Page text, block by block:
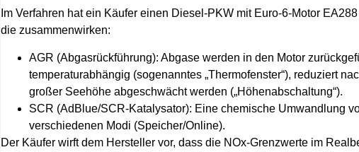
Im Verfahren hat ein Käufer einen Diesel-PKW mit Euro‑6‑Motor
die zusammenwirken:
AGR (Abgasrückführung): Abgase werden in den Motor
temperaturabhängig (sogenanntes „Thermofenster“), reduziert
großer Seehöhe abgeschwächt werden („Höhenabschaltung“).
SCR (AdBlue/SCR-Katalysator): Eine chemische Umwandlung
verschiedenen Modi (Speicher/Online).
Der Käufer wirft dem Hersteller vor, dass die NOx-Grenzwerte im